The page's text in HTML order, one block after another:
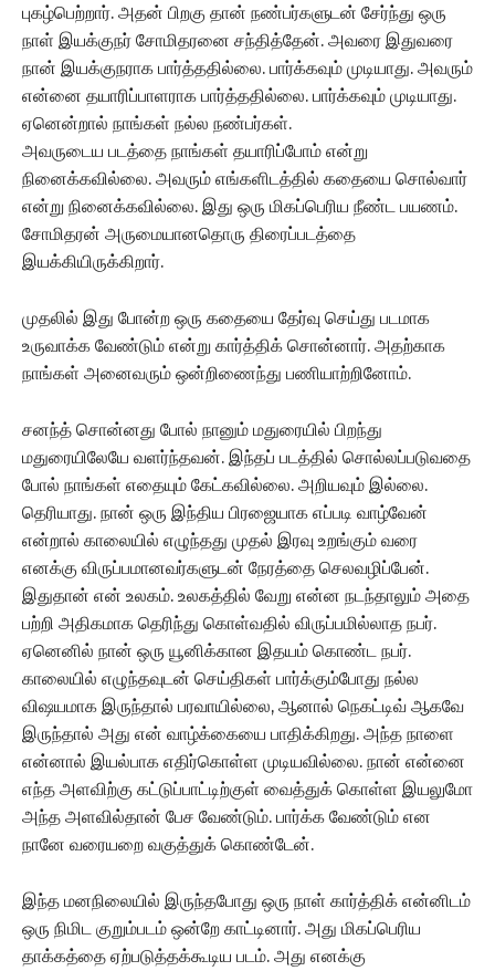
புகழ்பெற்றார். அதன் பிறகு தான் நண்பர்களுடன் சேர்ந்து ஒரு
நாள் இயக்குநர் சோமிதரனை சந்தித்தேன். அவரை இதுவரை
நான் இயக்குநராக பார்த்ததில்லை. பார்க்கவும் முடியாது. அவரும்
என்னை தயாரிப்பாளராக பார்த்ததில்லை. பார்க்கவும் முடியாது.
ஏனென்றால் நாங்கள் நல்ல நண்பர்கள்.‌
அவருடைய படத்தை நாங்கள் தயாரிப்போம் என்று
நினைக்கவில்லை. அவரும் எங்களிடத்தில் கதையை சொல்வார்
என்று நினைக்கவில்லை. இது ஒரு மிகப்பெரிய நீண்ட பயணம்.
சோமிதரன் அருமையானதொரு திரைப்படத்தை
இயக்கியிருக்கிறார்.
முதலில் இது போன்ற ஒரு கதையை தேர்வு செய்து படமாக
உருவாக்க வேண்டும் என்று கார்த்திக் சொன்னார். அதற்காக
நாங்கள் அனைவரும் ஒன்றிணைந்து பணியாற்றினோம்.
சனந்த் சொன்னது போல் நானும் மதுரையில் பிறந்து
மதுரையிலேயே வளர்ந்தவன். இந்தப் படத்தில் சொல்லப்படுவதை
போல் நாங்கள் எதையும் கேட்கவில்லை. அறியவும் இல்லை.
தெரியாது. நான் ஒரு இந்திய பிரஜையாக எப்படி வாழ்வேன்
என்றால் காலையில் எழுந்தது முதல் இரவு உறங்கும் வரை
எனக்கு விருப்பமானவர்களுடன் நேரத்தை செலவழிப்பேன்.
இதுதான் என் உலகம். உலகத்தில் வேறு என்ன நடந்தாலும் அதை
பற்றி அதிகமாக தெரிந்து கொள்வதில் விருப்பமில்லாத நபர்.
ஏனெனில் நான் ஒரு யூனிக்கான இதயம் கொண்ட நபர்.
காலையில் எழுந்தவுடன் செய்திகள் பார்க்கும்போது நல்ல
விஷயமாக இருந்தால் பரவாயில்லை, ஆனால் நெகட்டிவ் ஆகவே
இருந்தால் அது என் வாழ்க்கையை பாதிக்கிறது. அந்த நாளை
என்னால் இயல்பாக எதிர்கொள்ள முடியவில்லை. நான் என்னை
எந்த அளவிற்கு கட்டுப்பாட்டிற்குள் வைத்துக் கொள்ள இயலுமோ
அந்த அளவில்தான் பேச வேண்டும். பார்க்க வேண்டும் என
நானே வரையறை வகுத்துக் கொண்டேன்.
இந்த மனநிலையில் இருந்தபோது ஒரு நாள் கார்த்திக் என்னிடம்
ஒரு நிமிட குறும்படம் ஒன்றே காட்டினார். அது மிகப்பெரிய
தாக்கத்தை ஏற்படுத்தக்கூடிய படம். அது எனக்கு